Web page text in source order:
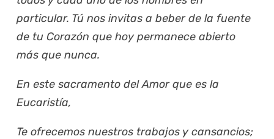
particular. Tú nos invitas a beber de la fuente
de tu Corazón que hoy permanece abierto
más que nunca.
En este sacramento del Amor que es la
Eucaristía,
Te ofrecemos nuestros trabajos y cansancios;